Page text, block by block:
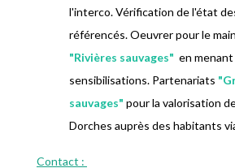
l'interco. Vérification de l'état
référencés. Oeuvrer pour le
"Rivières sauvages" en
sensibilisations. Partenariats "
sauvages" pour la valorisation
Dorches auprès des habitants
Contact :